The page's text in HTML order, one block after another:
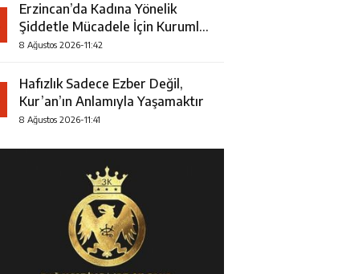
Erzincan’da Kadına Yönelik
Şiddetle Mücadele İçin Kurumlar
Bir Araya Geldi
8 Ağustos 2026-11:42
Hafızlık Sadece Ezber Değil,
Kur’an’ın Anlamıyla Yaşamaktır
8 Ağustos 2026-11:41